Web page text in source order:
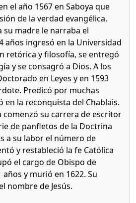
el año 1567 en Saboya que
de la verdad evangélica.
su madre le narraba el
años ingresó en la Universidad
retórica y filosofía, se entregó
y se consagró a Dios. A los
en Leyes y en 1593
Predicó por muchas
en la reconquista del Chablais.
comenzó su carrera de escritor
de panfletos de la Doctrina
a su labor el número de
y restableció la fe Católica
el cargo de Obispo de
y murió en 1622. Su
nombre de Jesús.